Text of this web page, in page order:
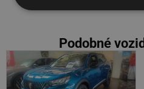
Podobné